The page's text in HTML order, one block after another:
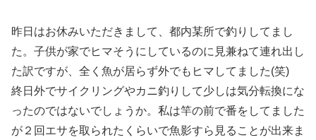
昨日はお休みいただきまして、都内某所で釣りしてまし
た。子供が家でヒマそうにしているのに見兼ねて連れ出し
た訳ですが、全く魚が居らず外でもヒマしてました(笑)
終日外でサイクリングやカニ釣りして少しは気分転換にな
ったのではないでしょうか。私は竿の前で番をしてました
が２回エサを取られたくらいで魚影すら見ることが出来ま